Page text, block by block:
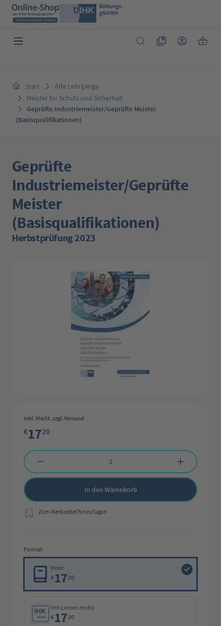
Zum Hauptinhalt springen
Du hast 0 Produkte
Start
Alle Lehrgänge
Meister für Schutz und Sicherheit
Geprüfte Industriemeister/Geprüfte Meister
(Basisqualifikationen)
Geprüfte
Industriemeister/Geprüfte
Meister
(Basisqualifikationen)
Herbstprüfung 2023
inkl. MwSt. zzgl. Versand
€1720
Produkt Anzahl: Gib den gewünschten Wert ein oder benutze die
In den Warenkorb
Zum Merkzettel hinzufügen
Format:
Print
€1720
IHK Lernen mobil
€1720